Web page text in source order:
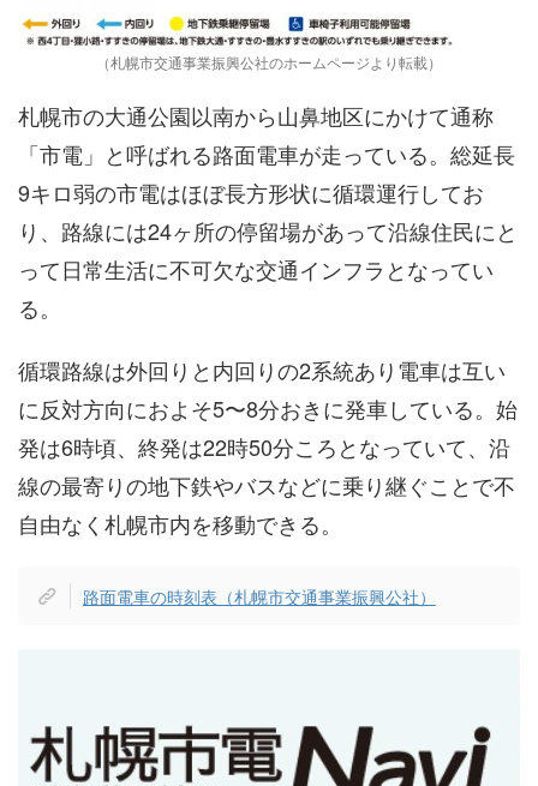
（札幌市交通事業振興公社のホームページより転載）
札幌市の大通公園以南から山鼻地区にかけて通称
「市電」と呼ばれる路面電車が走っている。総延長
9キロ弱の市電はほぼ長方形状に循環運行してお
り、路線には24ヶ所の停留場があって沿線住民にと
って日常生活に不可欠な交通インフラとなってい
る。
循環路線は外回りと内回りの2系統あり電車は互い
に反対方向におよそ5〜8分おきに発車している。始
発は6時頃、終発は22時50分ころとなっていて、沿
線の最寄りの地下鉄やバスなどに乗り継ぐことで不
自由なく札幌市内を移動できる。
路面電車の時刻表（札幌市交通事業振興公社）